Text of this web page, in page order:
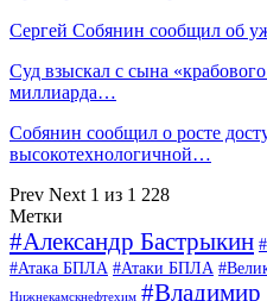
Сергей Собянин сообщил об
Суд взыскал с сына
миллиарда…
Собянин сообщил о росте
высокотехнологичной…
Prev Next 1 из 1 228
Метки
#Александр Бастрыкин
#Атака БПЛА #Атаки БПЛА
Нижнекамскнефтехим #Владимир